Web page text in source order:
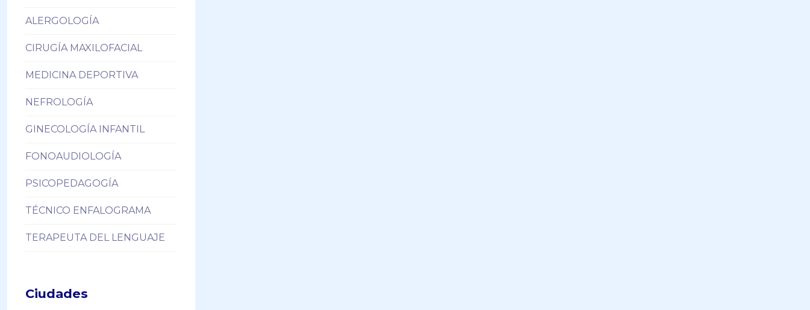
ALERGOLOGÍA
CIRUGÍA MAXILOFACIAL
MEDICINA DEPORTIVA
NEFROLOGÍA
GINECOLOGÍA INFANTIL
FONOAUDIOLOGÍA
PSICOPEDAGOGÍA
TÉCNICO ENFALOGRAMA
TERAPEUTA DEL LENGUAJE
Ciudades